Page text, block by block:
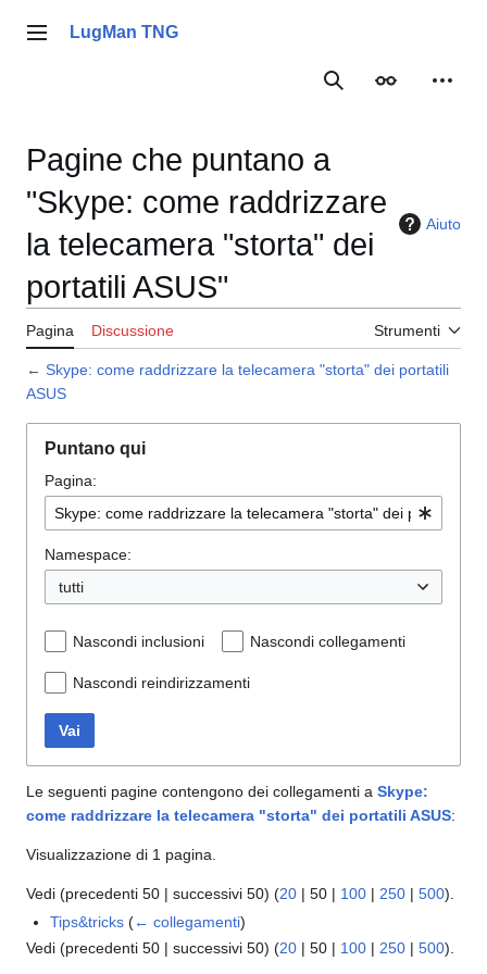
Menu principale
LugMan TNG
RicercaAspetto
Pagine che puntano a
"Skype: come raddrizzare
la telecamera "storta" dei
portatili ASUS"
Aiuto
Pagina Discussione Strumenti
← Skype: come raddrizzare la telecamera "storta" dei portatili
ASUS
Puntano qui
Pagina:
Namespace:
tutti
Nascondi inclusioni Nascondi collegamenti
Nascondi reindirizzamenti
Vai
Le seguenti pagine contengono dei collegamenti a Skype:
come raddrizzare la telecamera "storta" dei portatili ASUS:
Visualizzazione di 1 pagina.
Vedi (precedenti 50 | successivi 50) (20 | 50 | 100 | 250 | 500).
Tips&tricks (← collegamenti)
Vedi (precedenti 50 | successivi 50) (20 | 50 | 100 | 250 | 500).